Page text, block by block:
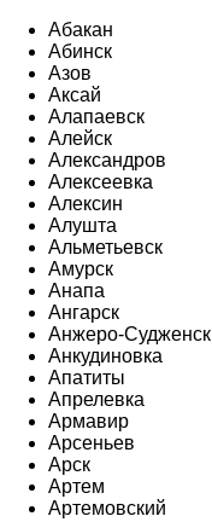
Абакан
Абинск
Азов
Аксай
Алапаевск
Алейск
Александров
Алексеевка
Алексин
Алушта
Альметьевск
Амурск
Анапа
Ангарск
Анжеро-Судженск
Анкудиновка
Апатиты
Апрелевка
Армавир
Арсеньев
Арск
Артем
Артемовский